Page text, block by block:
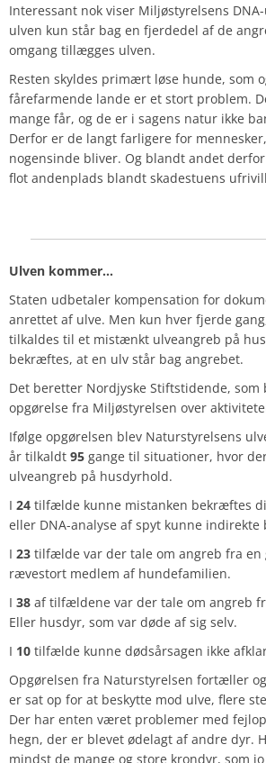
Interessant nok viser Miljøstyrelsens
ulven kun står bag en fjerdedel af de
omgang tillægges ulven.
Resten skyldes primært løse hunde, som
fårefarmende lande er et stort problem.
mange får, og de er i sagens natur ikke
Derfor er de langt farligere for
nogensinde bliver. Og blandt andet
flot andenplads blandt skadestuens
Ulven kommer…
Staten udbetaler kompensation for
anrettet af ulve. Men kun hver fjerde
tilkaldes til et mistænkt ulveangreb på
bekræftes, at en ulv står bag angrebet.
Det beretter Nordjyske Stiftstidende, som
opgørelse fra Miljøstyrelsen over
Ifølge opgørelsen blev Naturstyrelsens
år tilkaldt 95 gange til situationer, hvor
ulveangreb på husdyrhold.
I 24 tilfælde kunne mistanken bekræftes
eller DNA-analyse af spyt kunne
I 23 tilfælde var der tale om angreb fra en
rævestort medlem af hundefamilien.
I 38 af tilfældene var der tale om angreb
Eller husdyr, som var døde af sig selv.
I 10 tilfælde kunne dødsårsagen ikke
Opgørelsen fra Naturstyrelsen fortæller
er sat op for at beskytte mod ulve, flere
Der har enten været problemer med
hegn, der er blevet ødelagt af andre dyr.
mindst de mange og store krondyr, som